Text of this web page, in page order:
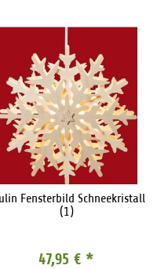
Fensterbild Schneekristall
(1)
47,95 € *